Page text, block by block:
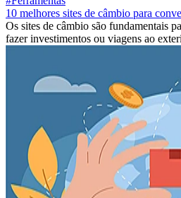
10 melhores sites de câmbio para
Os sites de câmbio são fundamentais
fazer investimentos ou viagens ao